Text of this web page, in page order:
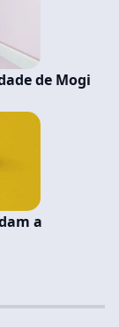
de Mogi
a